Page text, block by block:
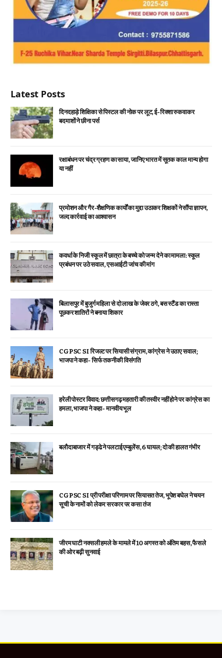
Latest Posts
दिनदहाड़े शिक्षिका से पिस्टल की नोक पर लूट, ई-रिक्शा रुकवाकर
बदमाशों ने छीना पर्स
रक्षाबंधन पर चंद्र ग्रहण का साया, जानिए भारत में सूतक काल मान्य होगा
या नहीं
प्रमोशन और गैर-शैक्षणिक कार्यों का मुद्दा उठाकर शिक्षकों ने सौंपा ज्ञापन,
जल्द कार्रवाई का आश्वासन
कवर्धा के निजी स्कूल में छात्रा के बच्चे को जन्म देने का मामला: स्कूल
प्रबंधन पर उठे सवाल, एसआईटी जांच की मांग
बिलासपुर में बुजुर्ग महिला से दो लाख के जेवर ठगे, बस स्टैंड का रास्ता
पूछकर शातिरों ने बनाया शिकार
CGPSC SI रिजल्ट पर सियासी संग्राम, कांग्रेस ने उठाए सवाल;
भाजपा ने कहा- सिर्फ तकनीकी विसंगति
हरेली पोस्टर विवाद: छत्तीसगढ़ महतारी की तस्वीर नहीं होने पर कांग्रेस का
हमला, भाजपा ने कहा- मानवीय भूल
बलौदाबाजार में गड्ढे ने पलटाई एम्बुलेंस, 6 घायल; दो की हालत गंभीर
CGPSC SI प्री परीक्षा परिणाम पर सियासत तेज, भूपेश बघेल ने चयन
सूची के नामों को लेकर सरकार पर कसा तंज
जीरम घाटी नक्सली हमले के मामले में 10 अगस्त को अंतिम बहस, फैसले
की ओर बढ़ी सुनवाई